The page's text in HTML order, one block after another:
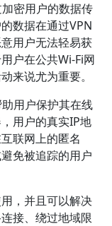
密用户的数据传
数据在通过VPN
用户无法轻易获
户在公共Wi-Fi网
来说尤为重要。
用户保护其在线
用户的真实IP地
联网上的匿名
免被追踪的用户
，并且可以解决
接、绕过地域限